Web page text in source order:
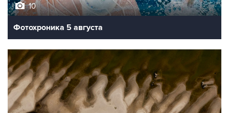
10
Фотохроника 5 августа